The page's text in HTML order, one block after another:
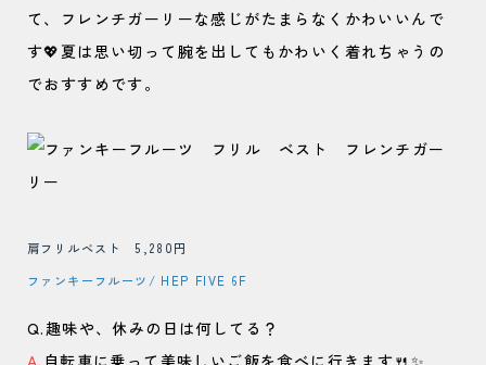
て、フレンチガーリーな感じがたまらなくかわいいんで
す💖夏は思い切って腕を出してもかわいく着れちゃうの
でおすすめです。
肩フリルベスト 5,280円
ファンキーフルーツ/ HEP FIVE 6F
Q.趣味や、休みの日は何してる？